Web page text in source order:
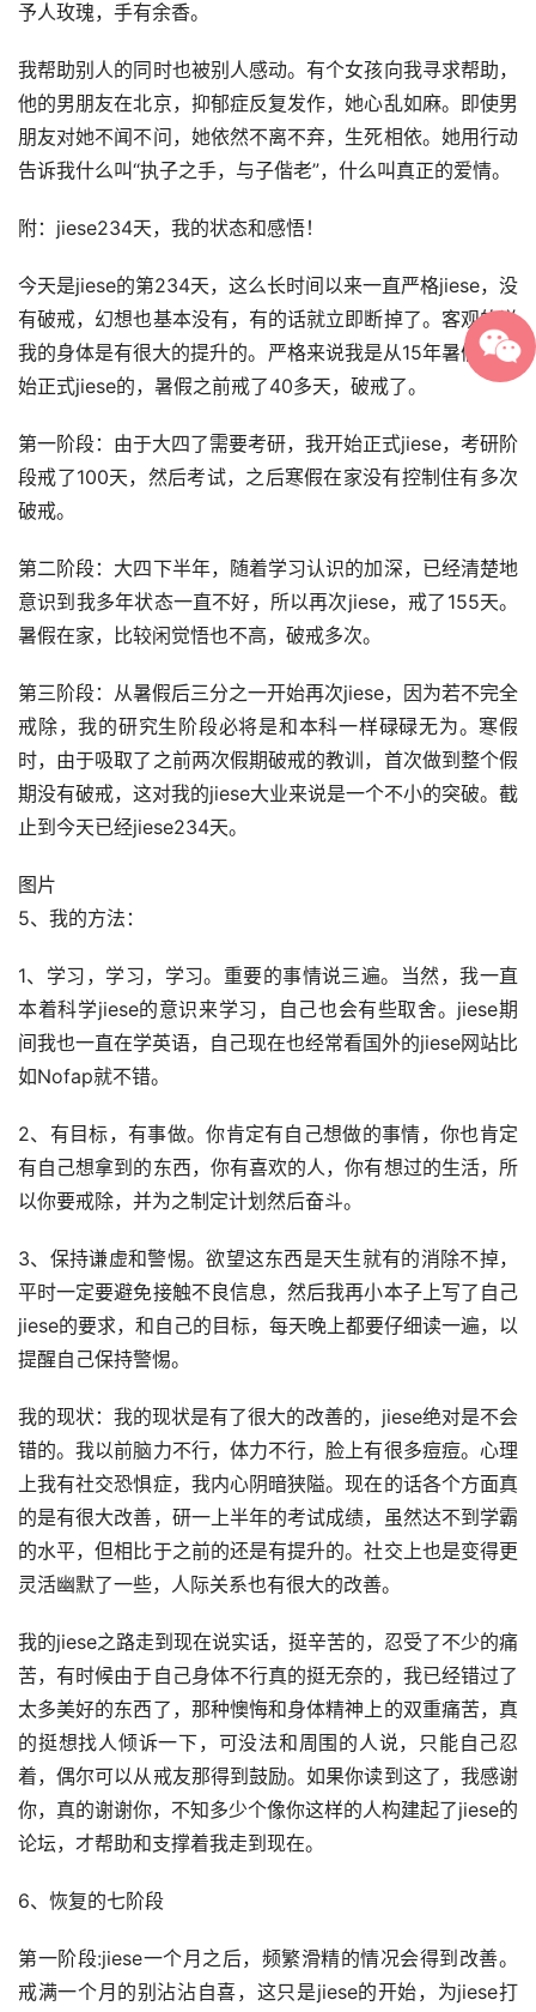
予人玫瑰，手有余香。
我帮助别人的同时也被别人感动。有个女孩向我寻求帮助，
他的男朋友在北京，抑郁症反复发作，她心乱如麻。即使男
朋友对她不闻不问，她依然不离不弃，生死相依。她用行动
告诉我什么叫“执子之手，与子偕老”，什么叫真正的爱情。
附：jiese234天，我的状态和感悟！
今天是jiese的第234天，这么长时间以来一直严格jiese，没
有破戒，幻想也基本没有，有的话就立即断掉了。客观的说
我的身体是有很大的提升的。严格来说我是从15年暑假后开
始正式jiese的，暑假之前戒了40多天，破戒了。
第一阶段：由于大四了需要考研，我开始正式jiese，考研阶
段戒了100天，然后考试，之后寒假在家没有控制住有多次
破戒。
第二阶段：大四下半年，随着学习认识的加深，已经清楚地
意识到我多年状态一直不好，所以再次jiese，戒了155天。
暑假在家，比较闲觉悟也不高，破戒多次。
第三阶段：从暑假后三分之一开始再次jiese，因为若不完全
戒除，我的研究生阶段必将是和本科一样碌碌无为。寒假
时，由于吸取了之前两次假期破戒的教训，首次做到整个假
期没有破戒，这对我的jiese大业来说是一个不小的突破。截
止到今天已经jiese234天。
图片
5、我的方法：
1、学习，学习，学习。重要的事情说三遍。当然，我一直
本着科学jiese的意识来学习，自己也会有些取舍。jiese期
间我也一直在学英语，自己现在也经常看国外的jiese网站比
如Nofap就不错。
2、有目标，有事做。你肯定有自己想做的事情，你也肯定
有自己想拿到的东西，你有喜欢的人，你有想过的生活，所
以你要戒除，并为之制定计划然后奋斗。
3、保持谦虚和警惕。欲望这东西是天生就有的消除不掉，
平时一定要避免接触不良信息，然后我再小本子上写了自己
jiese的要求，和自己的目标，每天晚上都要仔细读一遍，以
提醒自己保持警惕。
我的现状：我的现状是有了很大的改善的，jiese绝对是不会
错的。我以前脑力不行，体力不行，脸上有很多痘痘。心理
上我有社交恐惧症，我内心阴暗狭隘。现在的话各个方面真
的是有很大改善，研一上半年的考试成绩，虽然达不到学霸
的水平，但相比于之前的还是有提升的。社交上也是变得更
灵活幽默了一些，人际关系也有很大的改善。
我的jiese之路走到现在说实话，挺辛苦的，忍受了不少的痛
苦，有时候由于自己身体不行真的挺无奈的，我已经错过了
太多美好的东西了，那种懊悔和身体精神上的双重痛苦，真
的挺想找人倾诉一下，可没法和周围的人说，只能自己忍
着，偶尔可以从戒友那得到鼓励。如果你读到这了，我感谢
你，真的谢谢你，不知多少个像你这样的人构建起了jiese的
论坛，才帮助和支撑着我走到现在。
6、恢复的七阶段
第一阶段:jiese一个月之后，频繁滑精的情况会得到改善。
戒满一个月的别沾沾自喜，这只是jiese的开始，为jiese打